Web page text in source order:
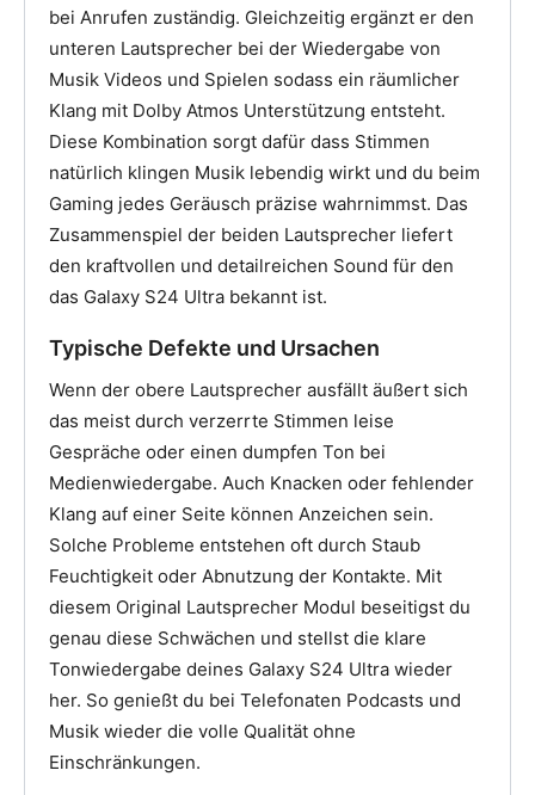
bei Anrufen zuständig. Gleichzeitig ergänzt er den
unteren Lautsprecher bei der Wiedergabe von
Musik Videos und Spielen sodass ein räumlicher
Klang mit Dolby Atmos Unterstützung entsteht.
Diese Kombination sorgt dafür dass Stimmen
natürlich klingen Musik lebendig wirkt und du beim
Gaming jedes Geräusch präzise wahrnimmst. Das
Zusammenspiel der beiden Lautsprecher liefert
den kraftvollen und detailreichen Sound für den
das Galaxy S24 Ultra bekannt ist.
Typische Defekte und Ursachen
Wenn der obere Lautsprecher ausfällt äußert sich
das meist durch verzerrte Stimmen leise
Gespräche oder einen dumpfen Ton bei
Medienwiedergabe. Auch Knacken oder fehlender
Klang auf einer Seite können Anzeichen sein.
Solche Probleme entstehen oft durch Staub
Feuchtigkeit oder Abnutzung der Kontakte. Mit
diesem Original Lautsprecher Modul beseitigst du
genau diese Schwächen und stellst die klare
Tonwiedergabe deines Galaxy S24 Ultra wieder
her. So genießt du bei Telefonaten Podcasts und
Musik wieder die volle Qualität ohne
Einschränkungen.